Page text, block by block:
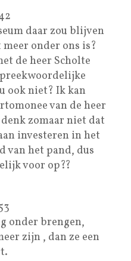
daar zou blijven
onder ons is?
de heer Scholte
ook niet? Ik kan
van de heer
zomaar niet dat
investeren in het
van het pand, dus
voor op??
onder brengen,
zijn , dan ze een